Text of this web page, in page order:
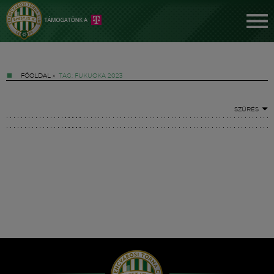
FŐOLDAL » TAG: FUKUOKA 2023
SZŰRÉS
Hírek